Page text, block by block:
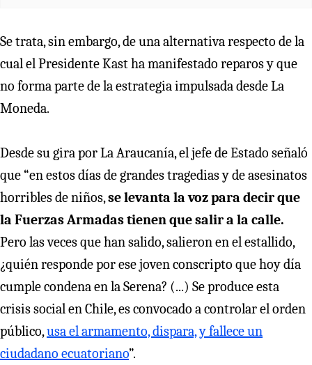
Se trata, sin embargo, de una alternativa respecto de la
cual el Presidente Kast ha manifestado reparos y que
no forma parte de la estrategia impulsada desde La
Moneda.
Desde su gira por La Araucanía, el jefe de Estado señaló
que “en estos días de grandes tragedias y de asesinatos
horribles de niños,se levanta la voz para decir que
la Fuerzas Armadas tienen que salir a la calle.
Pero las veces que han salido, salieron en el estallido,
¿quién responde por ese joven conscripto que hoy día
cumple condena en la Serena? (...) Se produce esta
crisis social en Chile, es convocado a controlar el orden
público,usa el armamento, dispara, y fallece un
ciudadano ecuatoriano”.